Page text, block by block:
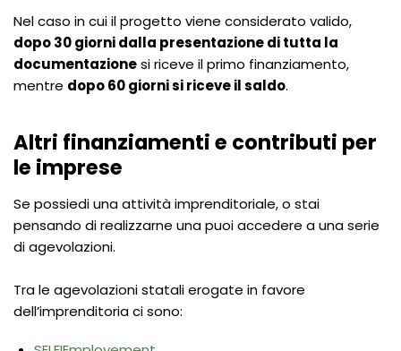
Nel caso in cui il progetto viene considerato valido,
dopo 30 giorni dalla presentazione di tutta la
documentazionesi riceve il primo finanziamento,
mentre dopo 60 giorni si riceve il saldo.
Altri finanziamenti e contributi per
le imprese
Se possiedi una attività imprenditoriale, o stai
pensando di realizzarne una puoi accedere a una serie
di agevolazioni.
Tra le agevolazioni statali erogate in favore
dell’imprenditoria ci sono: